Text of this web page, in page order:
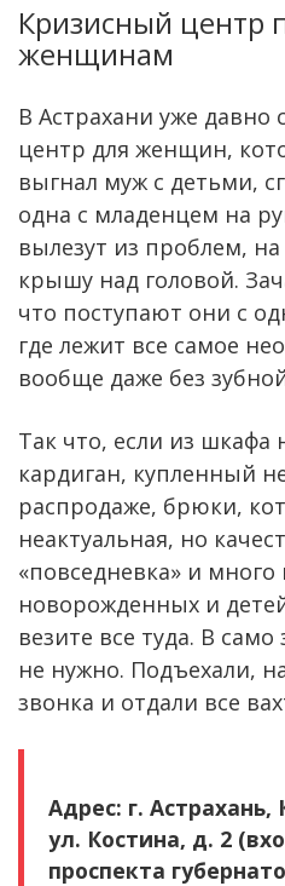
Кризисный центр
женщинам
В Астрахани уже давно
центр для женщин,
выгнал муж с детьми,
одна с младенцем на
вылезут из проблем,
крышу над головой.
что поступают они с
где лежит все самое
вообще даже без
Так что, если из шкафа
кардиган, купленный
распродаже, брюки,
неактуальная, но
«повседневка» и
новорожденных и
везите все туда. В
не нужно. Подъехали,
звонка и отдали все
Адрес: г.
ул. Костина, д. 2
проспекта